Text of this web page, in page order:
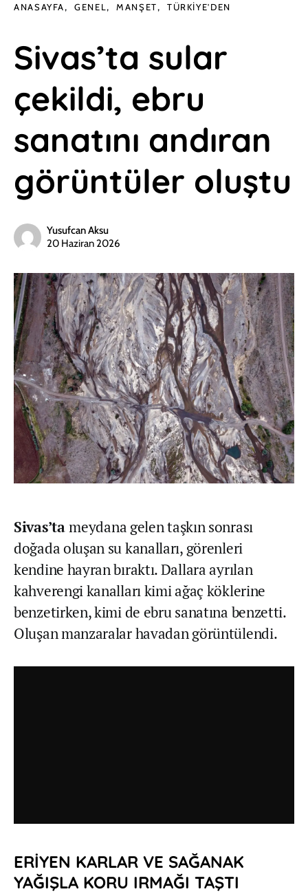
ANASAYFA GENEL MANŞET TÜRKIYE'DEN
Sivas’ta sular
çekildi, ebru
sanatını andıran
görüntüler oluştu
Yusufcan Aksu
20 Haziran 2026
Sivas’tameydana gelen taşkın sonrası
doğada oluşan su kanalları, görenleri
kendine hayran bıraktı. Dallara ayrılan
kahverengi kanalları kimi ağaç köklerine
benzetirken, kimi de ebru sanatına benzetti.
Oluşan manzaralar havadan görüntülendi.
ERİYEN KARLAR VE SAĞANAK
YAĞIŞLA KORU IRMAĞI TAŞTI